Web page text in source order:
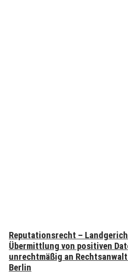
Reputationsrecht –
Übermittlung von positiven
unrechtmäßig an
Berlin